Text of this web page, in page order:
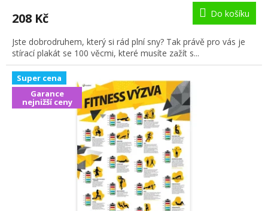
208 Kč Do košíku
Jste dobrodruhem, který si rád plní sny? Tak právě pro vás je
stírací plakát se 100 věcmi, které musíte zažít s...
Super cena
Garance
nejnižší ceny